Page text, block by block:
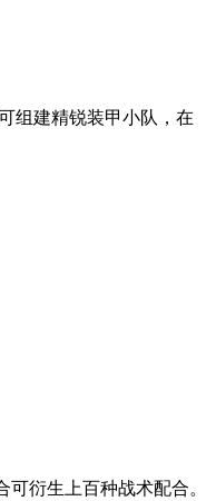
组建精锐装甲小队，在
衍生上百种战术配合。